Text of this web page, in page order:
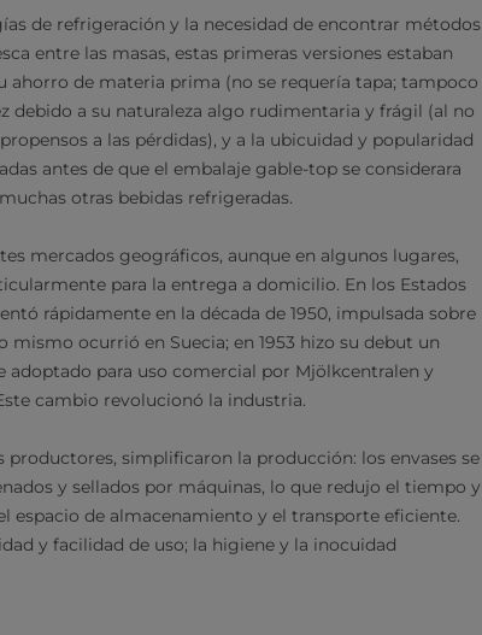
de refrigeración y la necesidad de encontrar métodos
entre las masas, estas primeras versiones estaban
ahorro de materia prima (no se requería tapa; tampoco
debido a su naturaleza algo rudimentaria y frágil (al no
a las pérdidas), y a la ubicuidad y popularidad
antes de que el embalaje gable-top se considerara
otras bebidas refrigeradas.
mercados geográficos, aunque en algunos lugares,
para la entrega a domicilio. En los Estados
rápidamente en la década de 1950, impulsada sobre
ocurrió en Suecia; en 1953 hizo su debut un
adoptado para uso comercial por Mjölkcentralen y
cambio revolucionó la industria.
productores, simplificaron la producción: los envases se
y sellados por máquinas, lo que redujo el tiempo y
espacio de almacenamiento y el transporte eficiente.
y facilidad de uso; la higiene y la inocuidad